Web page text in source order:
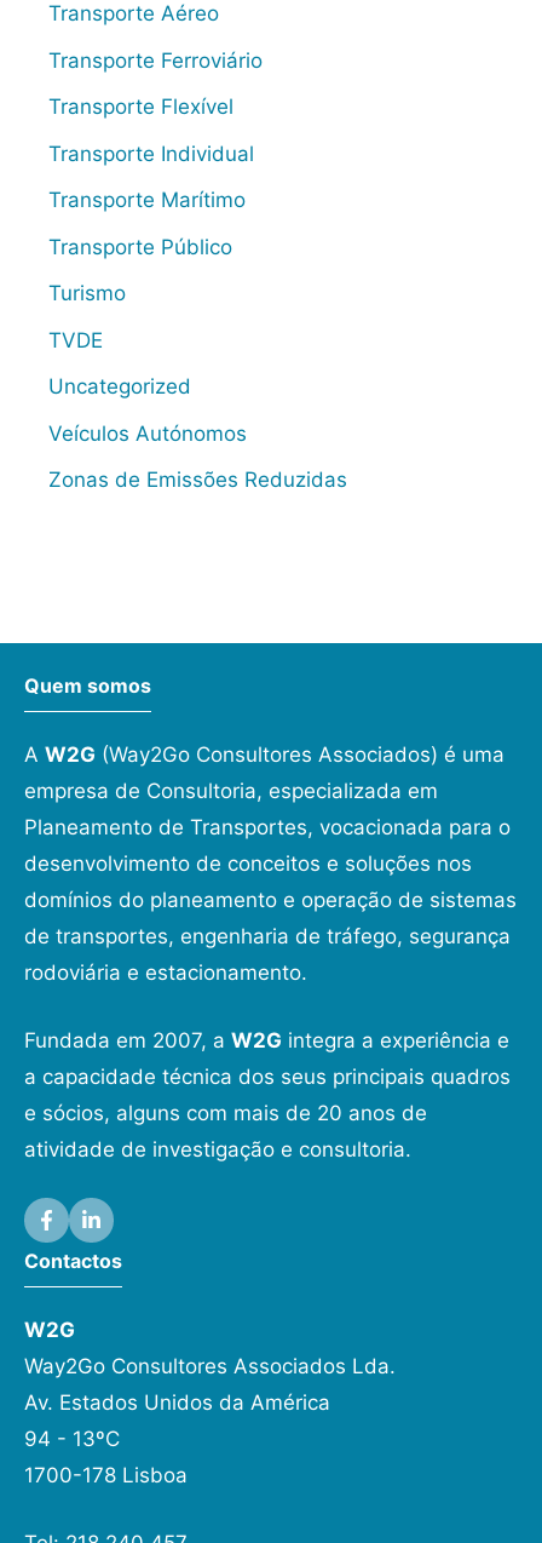
Transporte Aéreo
Transporte Ferroviário
Transporte Flexível
Transporte Individual
Transporte Marítimo
Transporte Público
Turismo
TVDE
Uncategorized
Veículos Autónomos
Zonas de Emissões Reduzidas
Quem somos
A W2G (Way2Go Consultores Associados) é uma
empresa de Consultoria, especializada em
Planeamento de Transportes, vocacionada para o
desenvolvimento de conceitos e soluções nos
domínios do planeamento e operação de sistemas
de transportes, engenharia de tráfego, segurança
rodoviária e estacionamento.
Fundada em 2007, a W2G integra a experiência e
a capacidade técnica dos seus principais quadros
e sócios, alguns com mais de 20 anos de
atividade de investigação e consultoria.
Contactos
W2G
Way2Go Consultores Associados Lda.
Av. Estados Unidos da América
94 - 13ºC
1700-178 Lisboa